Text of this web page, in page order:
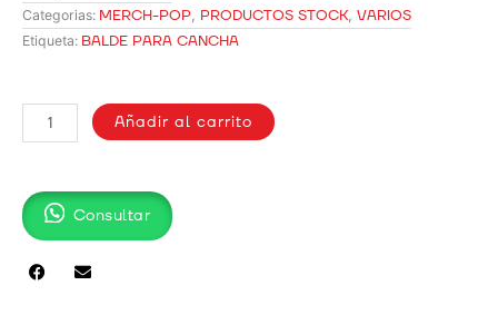
Categorias: MERCH-POP, PRODUCTOS STOCK, VARIOS
Etiqueta: BALDE PARA CANCHA
PARA
CANCHA
Añadir al carrito
Consultar